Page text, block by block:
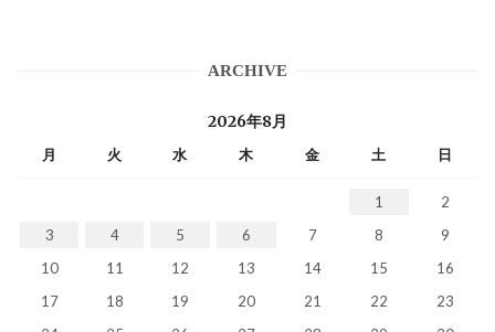
ARCHIVE
2026年8月
月 火 水 木 金 土 日
1
2
3
4 5 6 7 8
9
10
11 12 13 14 15
16
17
18 19 20 21 22
23